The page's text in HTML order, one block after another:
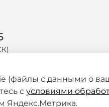
(файлы с данными о
с условиями
Яндекс.Метрика.